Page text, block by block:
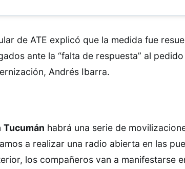
de ATE explicó que la medida fue
ante la “falta de respuesta” al
Andrés Ibarra.
Tucumán habrá una serie de
a realizar una radio abierta en las
los compañeros van a manifestarse